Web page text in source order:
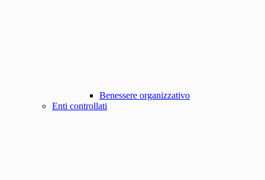
Benessere organizzativo
Enti controllati